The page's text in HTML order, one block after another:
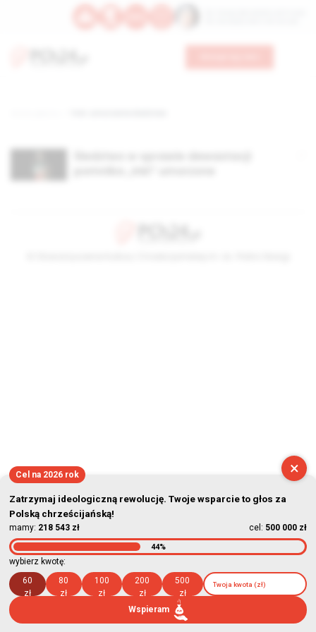
×
Cel na 2026 rok
Zatrzymaj ideologiczną rewolucję. Twoje wsparcie to głos za
Polską chrześcijańską!
mamy: 218 543 zł cel: 500 000 zł
44%
wybierz kwotę:
60
zł
80
zł
100
zł
200
zł
500
zł
Wspieram